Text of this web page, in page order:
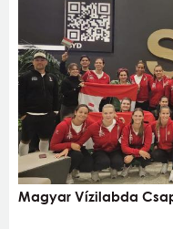
Magyar Vízilabda